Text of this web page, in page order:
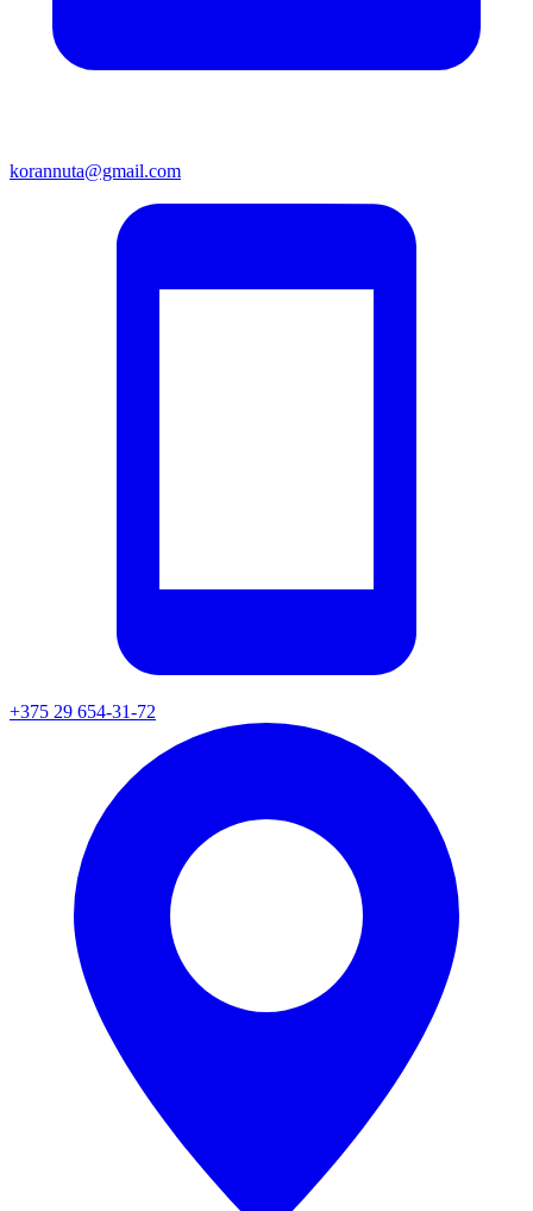
korannuta@gmail.com
+375 29 654-31-72